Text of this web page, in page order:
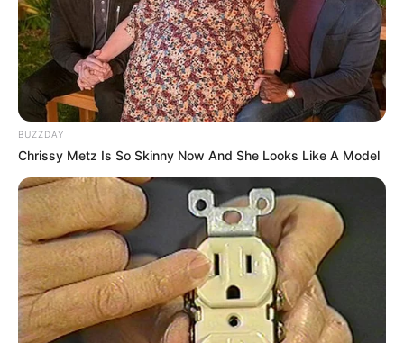
BUZZDAY
Chrissy Metz Is So Skinny Now And She Looks Like A Model